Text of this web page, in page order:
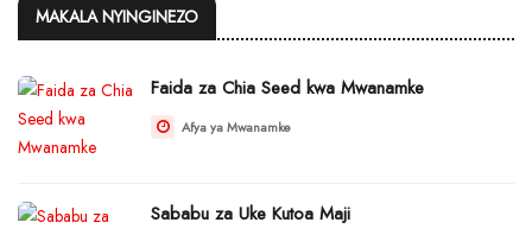
MAKALA NYINGINEZO
Faida za Chia Seed kwa Mwanamke
Afya ya Mwanamke
Sababu za Uke Kutoa Maji